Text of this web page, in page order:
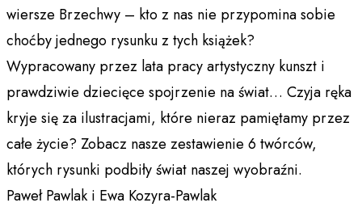
wiersze Brzechwy – kto z nas nie przypomina sobie
choćby jednego rysunku z tych książek?
Wypracowany przez lata pracy artystyczny kunszt i
prawdziwie dziecięce spojrzenie na świat… Czyja ręka
kryje się za ilustracjami, które nieraz pamiętamy przez
całe życie? Zobacz nasze zestawienie 6 twórców,
których rysunki podbiły świat naszej wyobraźni.
Paweł Pawlak i Ewa Kozyra-Pawlak